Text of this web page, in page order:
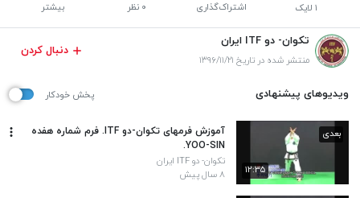
اشتراک‌گذاری ۰ نظر بیشتر ۱ لایک
تکوان- دو ITF ایران
منتشر شده در تاریخ ۱۳۹۶/۱۱/۲۱
دنبال کردن
ویدیوهای پیشنهادی پخش خودکار
۱۲:۳۵
بعدی
آموزش فرمهای تکوان-دو ITF. فرم شماره هفده
YOO-SIN.
تکوان- دو ITF ایران
۸ سال پیش